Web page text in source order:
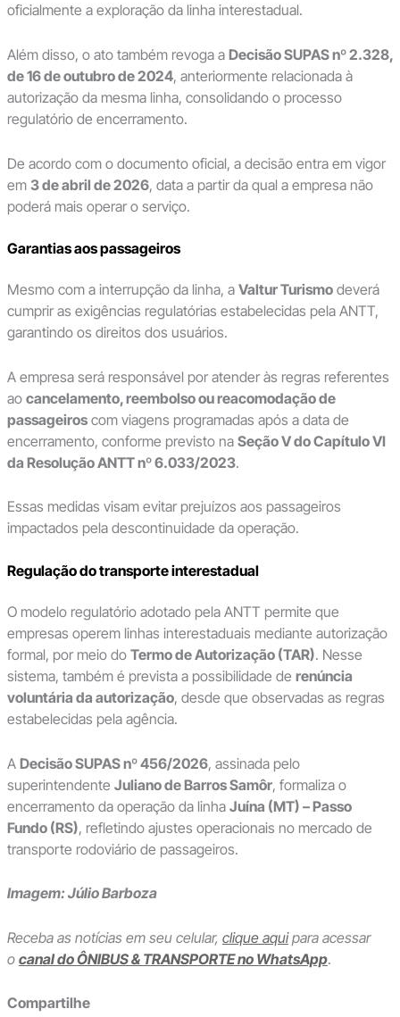
oficialmente a exploração da linha interestadual.
Além disso, o ato também revoga a Decisão SUPAS nº 2.328,
de 16 de outubro de 2024, anteriormente relacionada à
autorização da mesma linha, consolidando o processo
regulatório de encerramento.
De acordo com o documento oficial, a decisão entra em vigor
em 3 de abril de 2026, data a partir da qual a empresa não
poderá mais operar o serviço.
Garantias aos passageiros
Mesmo com a interrupção da linha, a Valtur Turismodeverá
cumprir as exigências regulatórias estabelecidas pela ANTT,
garantindo os direitos dos usuários.
A empresa será responsável por atender às regras referentes
ao cancelamento, reembolso ou reacomodação de
passageiroscom viagens programadas após a data de
encerramento, conforme previsto na Seção V do Capítulo VI
da Resolução ANTT nº 6.033/2023.
Essas medidas visam evitar prejuízos aos passageiros
impactados pela descontinuidade da operação.
Regulação do transporte interestadual
O modelo regulatório adotado pela ANTT permite que
empresas operem linhas interestaduais mediante autorização
formal, por meio do Termo de Autorização (TAR). Nesse
sistema, também é prevista a possibilidade de renúncia
voluntária da autorização, desde que observadas as regras
estabelecidas pela agência.
A Decisão SUPAS nº 456/2026, assinada pelo
superintendente Juliano de Barros Samôr, formaliza o
encerramento da operação da linha Juína (MT) – Passo
Fundo (RS), refletindo ajustes operacionais no mercado de
transporte rodoviário de passageiros.
Imagem: Júlio Barboza
Receba as notícias em seu celular, clique aquipara acessar
o canal do ÔNIBUS & TRANSPORTE no WhatsApp.
Compartilhe